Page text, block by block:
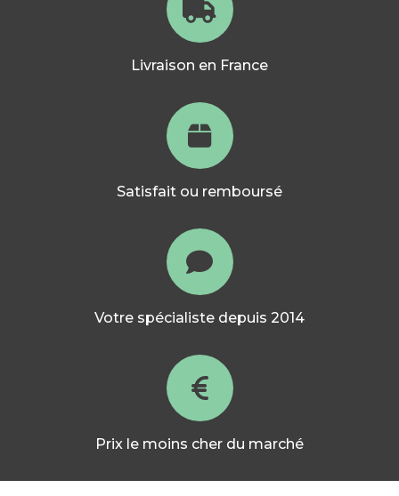
Livraison en France
Satisfait ou remboursé
Votre spécialiste depuis 2014
Prix le moins cher du marché